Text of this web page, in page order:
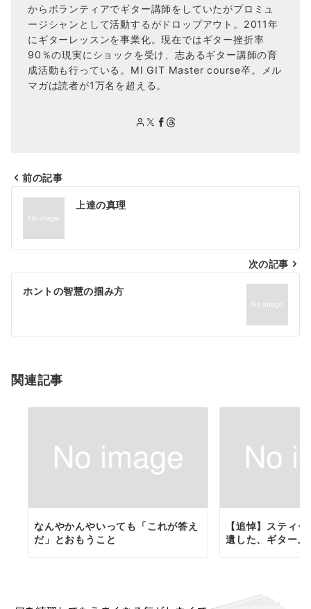
からボランティアでギター講師をしていたがプロミュ
ージシャンとして活動するがドロップアウト。2011年
にギターレッスンを事業化。現在ではギター挫折率
90％の現実にショックを受け、志あるギター講師の育
成活動も行っている。MI GIT Master course卒。メル
マガは読者が1万名を超える。
投
ナ
ビ
ゲ
シ
ン
前の記事
上達の真理
次の記事
ホントの智慧の掴み方
関連記事
なんやかんやいっても「これが答え
だ」とおもうこと
【追悼】スティ
遺した、ギター